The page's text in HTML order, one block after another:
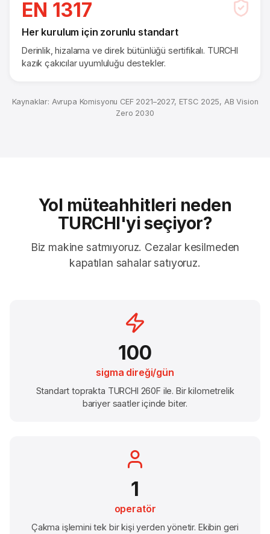
EN 1317
Her kurulum için zorunlu standart
Derinlik, hizalama ve direk bütünlüğü sertifikalı. TURCHI
kazık çakıcılar uyumluluğu destekler.
Kaynaklar: Avrupa Komisyonu CEF 2021–2027, ETSC 2025, AB Vision
Zero 2030
Yol müteahhitleri neden
TURCHI'yi seçiyor?
Biz makine satmıyoruz. Cezalar kesilmeden
kapatılan sahalar satıyoruz.
100
sigma direği/gün
Standart toprakta TURCHI 260F ile. Bir kilometrelik
bariyer saatler içinde biter.
1
operatör
Çakma işlemini tek bir kişi yerden yönetir. Ekibin geri